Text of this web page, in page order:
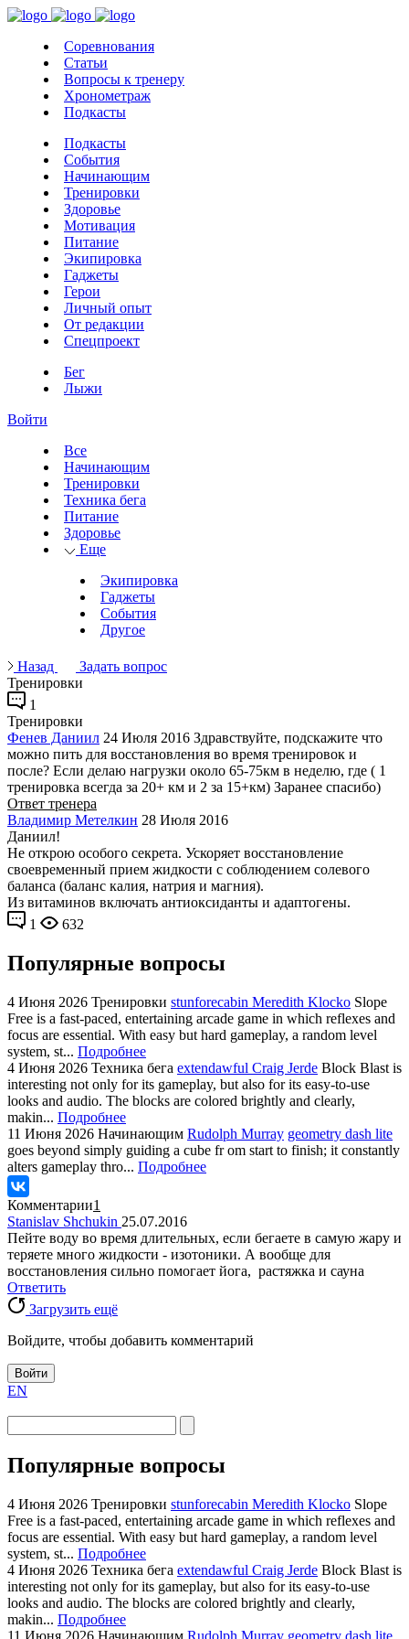
Соревнования
Статьи
Вопросы к тренеру
Хронометраж
Подкасты
Подкасты
События
Начинающим
Тренировки
Здоровье
Мотивация
Питание
Экипировка
Гаджеты
Герои
Личный опыт
От редакции
Спецпроект
Бег
Лыжи
Войти
Все
Начинающим
Тренировки
Техника бега
Питание
Здоровье
Еще
Экипировка
Гаджеты
События
Другое
Назад
Задать вопрос
Тренировки
1
Тренировки
Фенев Даниил 24 Июля 2016 Здравствуйте, подскажите что
можно пить для восстановления во время тренировок и
после? Если делаю нагрузки около 65-75км в неделю, где ( 1
тренировка всегда за 20+ км и 2 за 15+км) Заранее спасибо)
Ответ тренера
Владимир Метелкин 28 Июля 2016
Даниил!
Не открою особого секрета. Ускоряет восстановление
своевременный прием жидкости с соблюдением солевого
баланса (баланс калия, натрия и магния).
Из витаминов включать антиоксиданты и адаптогены.
1
632
Популярные вопросы
4 Июня 2026 Тренировки stunforecabin Meredith Klocko Slope
Free is a fast-paced, entertaining arcade game in which reflexes and
focus are essential. With easy but hard gameplay, a random level
system, st... Подробнее
4 Июня 2026 Техника бега extendawful Craig Jerde Block Blast is
interesting not only for its gameplay, but also for its easy-to-use
looks and audio. The blocks are colored brightly and clearly,
makin... Подробнее
11 Июня 2026 Начинающим Rudolph Murray geometry dash lite
goes beyond simply guiding a cube fr om start to finish; it constantly
alters gameplay thro... Подробнее
Комментарии1
Stanislav Shchukin 25.07.2016
Пейте воду во время длительных, если бегаете в самую жару и
теряете много жидкости - изотоники. А вообще для
восстановления сильно помогает йога, растяжка и сауна
Ответить
Загрузить ещё
Войдите, чтобы добавить комментарий
Войти
EN
Популярные вопросы
4 Июня 2026 Тренировки stunforecabin Meredith Klocko Slope
Free is a fast-paced, entertaining arcade game in which reflexes and
focus are essential. With easy but hard gameplay, a random level
system, st... Подробнее
4 Июня 2026 Техника бега extendawful Craig Jerde Block Blast is
interesting not only for its gameplay, but also for its easy-to-use
looks and audio. The blocks are colored brightly and clearly,
makin... Подробнее
11 Июня 2026 Начинающим Rudolph Murray geometry dash lite